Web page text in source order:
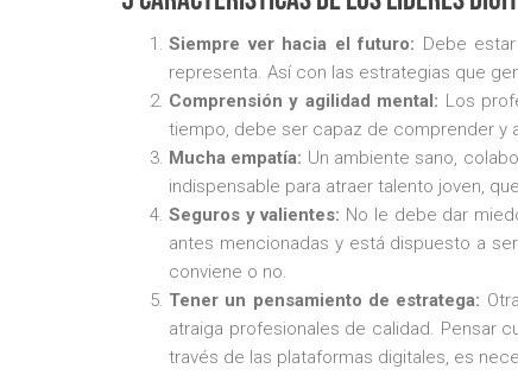
Siempre ver hacia el futuro: Debe
representa. Así con las estrategias que
Comprensión y agilidad mental: Los
tiempo, debe ser capaz de comprender y
Mucha empatía: Un ambiente sano,
indispensable para atraer talento joven,
Seguros y valientes: No le debe dar
antes mencionadas y está dispuesto a
conviene o no.
Tener un pensamiento de estratega:
atraiga profesionales de calidad. Pensar
través de las plataformas digitales, es